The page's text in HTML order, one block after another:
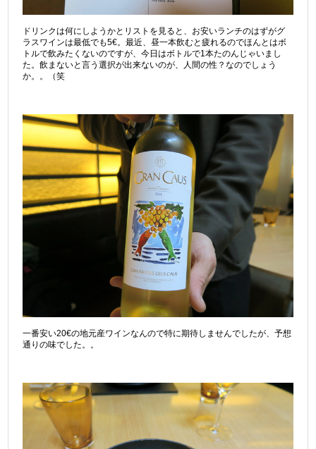
ドリンクは何にしようかとリストを見ると、お安いランチのはずがグ
ラスワインは最低でも5€。最近、昼一本飲むと疲れるのでほんとはボ
トルで飲みたくないのですが、今日はボトルで1本たのんじゃいまし
た。飲まないと言う選択が出来ないのが、人間の性？なのでしょう
か。。（笑
一番安い20€の地元産ワインなんので特に期待しませんでしたが、予想
通りの味でした。。